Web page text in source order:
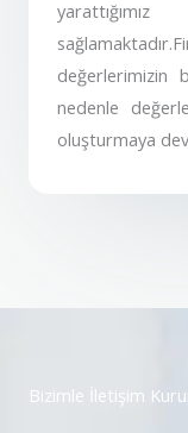
değerlerimizin
nedenle
oluşturmaya
Bizimle İletişim